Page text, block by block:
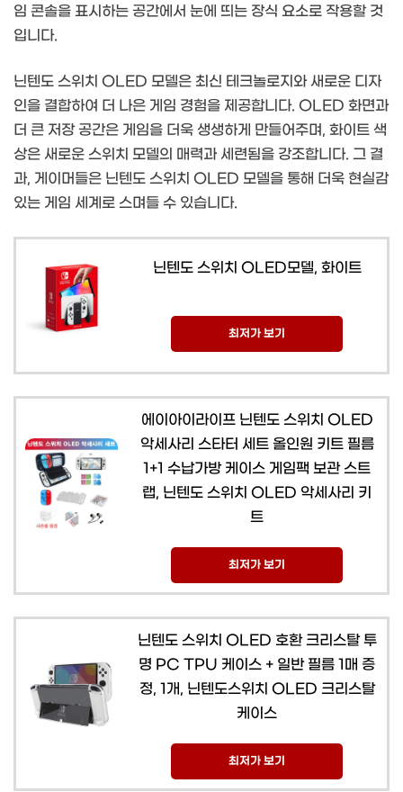
임 콘솔을 표시하는 공간에서 눈에 띄는 장식 요소로 작용할 것
입니다.
닌텐도 스위치 OLED 모델은 최신 테크놀로지와 새로운 디자
인을 결합하여 더 나은 게임 경험을 제공합니다. OLED 화면과
더 큰 저장 공간은 게임을 더욱 생생하게 만들어주며, 화이트 색
상은 새로운 스위치 모델의 매력과 세련됨을 강조합니다. 그 결
과, 게이머들은 닌텐도 스위치 OLED 모델을 통해 더욱 현실감
있는 게임 세계로 스며들 수 있습니다.
닌텐도 스위치 OLED모델, 화이트
최저가 보기
에이아이라이프 닌텐도 스위치 OLED
악세사리 스타터 세트 올인원 키트 필름
1+1 수납가방 케이스 게임팩 보관 스트
랩, 닌텐도 스위치 OLED 악세사리 키
트
최저가 보기
닌텐도 스위치 OLED 호환 크리스탈 투
명 PC TPU 케이스 + 일반 필름 1매 증
정, 1개, 닌텐도스위치 OLED 크리스탈
케이스
최저가 보기